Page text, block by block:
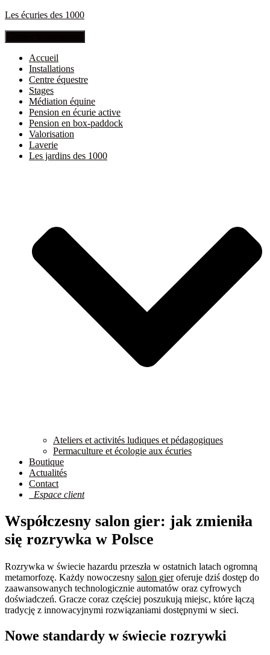
Les écuries des 1000
Accueil
Installations
Centre équestre
Stages
Médiation équine
Pension en écurie active
Pension en box-paddock
Valorisation
Laverie
Les jardins des 1000
Ateliers et activités ludiques et pédagogiques
Permaculture et écologie aux écuries
Boutique
Actualités
Contact
Espace client
Współczesny salon gier: jak zmieniła
się rozrywka w Polsce
Rozrywka w świecie hazardu przeszła w ostatnich latach ogromną
metamorfozę. Każdy nowoczesny salon gieroferuje dziś dostęp do
zaawansowanych technologicznie automatów oraz cyfrowych
doświadczeń. Gracze coraz częściej poszukują miejsc, które łączą
tradycję z innowacyjnymi rozwiązaniami dostępnymi w sieci.
Nowe standardy w świecie rozrywki